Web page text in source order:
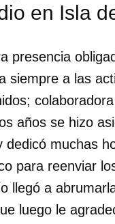
CANCELAR
en Isla
presencia
siempre a las
años se hizo
dedicó muchas
para reenviar
llegó a
luego le